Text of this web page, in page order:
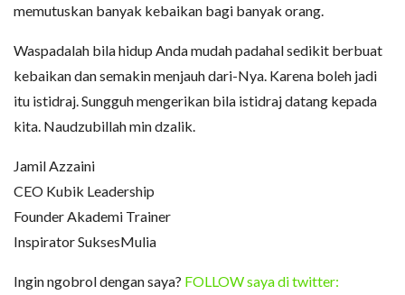
memutuskan banyak kebaikan bagi banyak orang.
Waspadalah bila hidup Anda mudah padahal sedikit berbuat
kebaikan dan semakin menjauh dari-Nya. Karena boleh jadi
itu istidraj. Sungguh mengerikan bila istidraj datang kepada
kita. Naudzubillah min dzalik.
Jamil Azzaini
CEO Kubik Leadership
Founder Akademi Trainer
Inspirator SuksesMulia
Ingin ngobrol dengan saya? FOLLOW saya di twitter: